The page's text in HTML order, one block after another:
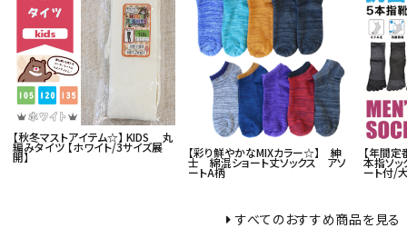
【秋冬マストアイテム☆】 KIDS 丸
編みタイツ 【ホワイト/3サイズ展
開】 【彩り鮮やかなMIXカラー☆】 紳
士 綿混ショート丈ソックス アソ
ートA柄
【年間
本指ソ
ート付/
すべてのおすすめ商品を見る